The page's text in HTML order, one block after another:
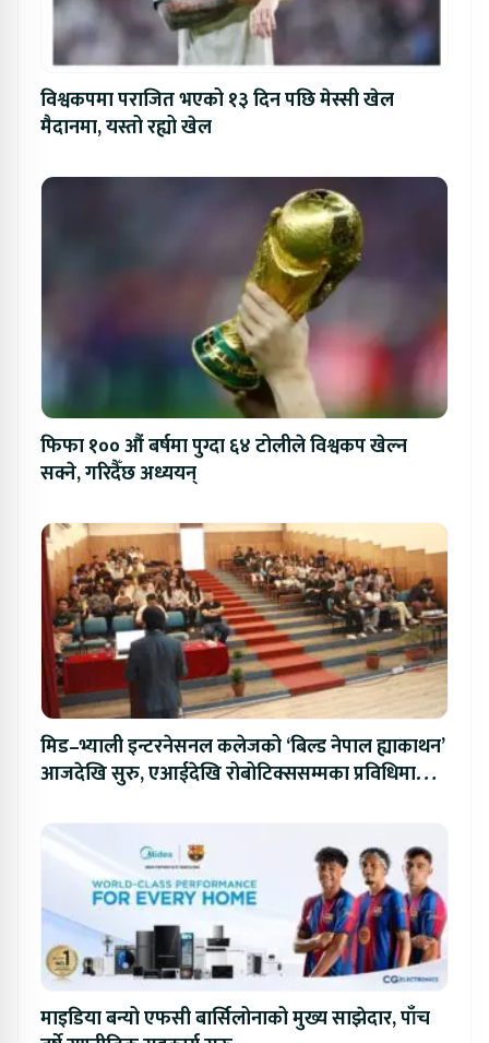
विश्वकपमा पराजित भएको १३ दिन पछि मेस्सी खेल
मैदानमा, यस्तो रह्यो खेल
फिफा १०० औं बर्षमा पुग्दा ६४ टोलीले विश्वकप खेल्न
सक्ने, गरिदैँछ अध्ययन्
मिड–भ्याली इन्टरनेसनल कलेजको ‘बिल्ड नेपाल ह्याकाथन’
आजदेखि सुरु, एआईदेखि रोबोटिक्ससम्मका प्रविधिमा
माइडिया बन्यो एफसी बार्सिलोनाको मुख्य साझेदार, पाँच